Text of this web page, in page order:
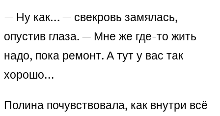
— Ну как… — свекровь замялась,
опустив глаза. — Мне же где-то жить
надо, пока ремонт. А тут у вас так
хорошо…
Полина почувствовала, как внутри всё